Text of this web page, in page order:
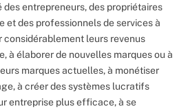
des entrepreneurs, des propriétaires
et des professionnels de services à
considérablement leurs revenus
à élaborer de nouvelles marques ou à
marques actuelles, à monétiser
à créer des systèmes lucratifs
entreprise plus efficace, à se